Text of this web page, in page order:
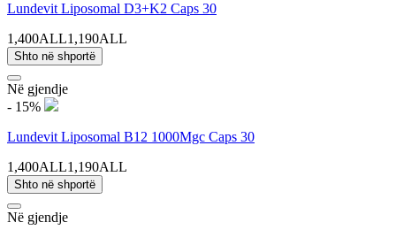
Lundevit Liposomal D3+K2 Caps 30
1,400ALL1,190ALL
Shto në shportë
Në gjendje
- 15%
Lundevit Liposomal B12 1000Mgc Caps 30
1,400ALL1,190ALL
Shto në shportë
Në gjendje